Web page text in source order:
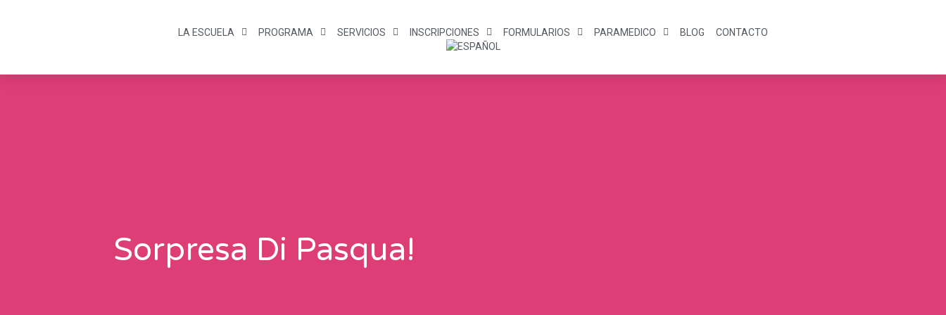
LA ESCUELA PROGRAMA SERVICIOS INSCRIPCIONES FORMULARIOS PARAMEDICO BLOG CONTACTO
Sorpresa Di Pasqua!